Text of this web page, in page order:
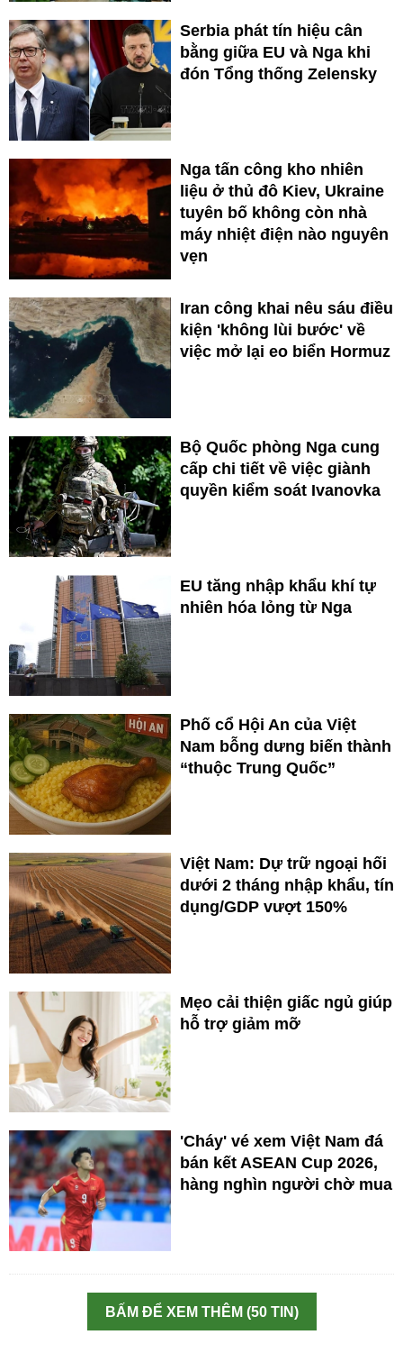
Serbia phát tín hiệu cân
bằng giữa EU và Nga khi
đón Tổng thống Zelensky
Nga tấn công kho nhiên
liệu ở thủ đô Kiev, Ukraine
tuyên bố không còn nhà
máy nhiệt điện nào nguyên
vẹn
Iran công khai nêu sáu điều
kiện 'không lùi bước' về
việc mở lại eo biển Hormuz
Bộ Quốc phòng Nga cung
cấp chi tiết về việc giành
quyền kiểm soát Ivanovka
EU tăng nhập khẩu khí tự
nhiên hóa lỏng từ Nga
Phố cổ Hội An của Việt
Nam bỗng dưng biến thành
“thuộc Trung Quốc”
Việt Nam: Dự trữ ngoại hối
dưới 2 tháng nhập khẩu, tín
dụng/GDP vượt 150%
Mẹo cải thiện giấc ngủ giúp
hỗ trợ giảm mỡ
'Cháy' vé xem Việt Nam đá
bán kết ASEAN Cup 2026,
hàng nghìn người chờ mua
BẤM ĐỂ XEM THÊM (50 TIN)